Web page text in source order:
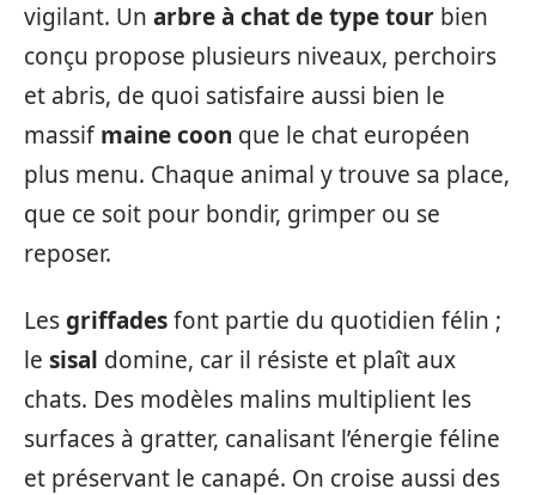
vigilant. Un arbre à chat de type tour bien
conçu propose plusieurs niveaux, perchoirs
et abris, de quoi satisfaire aussi bien le
massifmaine coon que le chat européen
plus menu. Chaque animal y trouve sa place,
que ce soit pour bondir, grimper ou se
reposer.
Lesgriffadesfont partie du quotidien félin ;
le sisal domine, car il résiste et plaît aux
chats. Des modèles malins multiplient les
surfaces à gratter, canalisant l’énergie féline
et préservant le canapé. On croise aussi des